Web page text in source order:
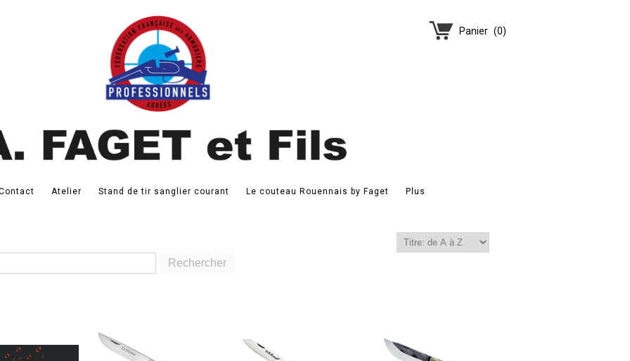
Panier (0)
Atelier Stand de tir sanglier courant Le couteau Rouennais by Faget Plus
Rechercher